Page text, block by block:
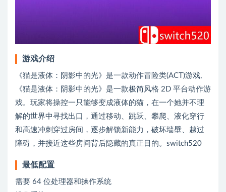
游戏介绍
《猫是液体：阴影中的光》是一款动作冒险类(ACT)游戏,
《猫是液体：阴影中的光》是一款极简风格 2D 平台动作游
戏。玩家将操控一只能够变成液体的猫，在一个她并不理
解的世界中寻找出口，通过移动、跳跃、攀爬、液化穿行
和高速冲刺穿过房间，逐步解锁新能力，破坏墙壁、越过
障碍，并接近这些房间背后隐藏的真正目的。switch520
最低配置
需要 64 位处理器和操作系统